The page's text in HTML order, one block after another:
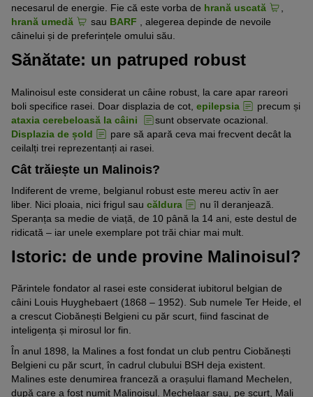
necesarul de energie. Fie că este vorba de hrană uscată
hrană umedă
sau BARF , alegerea depinde de nevoile
câinelui și de preferințele omului său.
Sănătate: un patruped robust
Malinoisul este considerat un câine robust, la care apar rareori
boli specifice rasei. Doar displazia de cot, epilepsia
precum și
ataxia cerebeloasă la câini
sunt observate ocazional.
Displazia de șold
pare să apară ceva mai frecvent decât la
ceilalți trei reprezentanți ai rasei.
Cât trăiește un Malinois?
Indiferent de vreme, belgianul robust este mereu activ în aer
liber. Nici ploaia, nici frigul sau căldura
nu îl deranjează.
Speranța sa medie de viață, de 10 până la 14 ani, este destul de
ridicată – iar unele exemplare pot trăi chiar mai mult.
Istoric: de unde provine Malinoisul?
Părintele fondator al rasei este considerat iubitorul belgian de
câini Louis Huyghebaert (1868 – 1952). Sub numele Ter Heide, el
a crescut Ciobănești Belgieni cu păr scurt, fiind fascinat de
inteligența și mirosul lor fin.
În anul 1898, la Malines a fost fondat un club pentru Ciobănești
Belgieni cu păr scurt, în cadrul clubului BSH deja existent.
Malines este denumirea franceză a orașului flamand Mechelen,
după care a fost numit Malinoisul. Mechelaar sau, pe scurt, Mali